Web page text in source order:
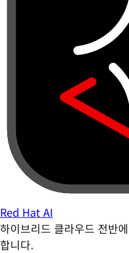
Red Hat AI
하이브리드 클라우드 전반
합니다.